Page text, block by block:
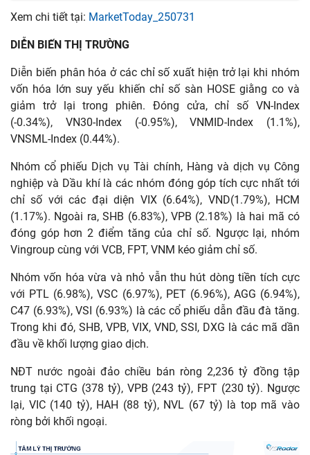
Xem chi tiết tại: MarketToday_250731
DIỄN BIẾN THỊ TRƯỜNG
Diễn biến phân hóa ở các chỉ số xuất hiện trở lại khi nhóm
vốn hóa lớn suy yếu khiến chỉ số sàn HOSE giằng co và
giảm trở lại trong phiên. Đóng cửa, chỉ số VN-Index
(-0.34%), VN30-Index (-0.95%), VNMID-Index (1.1%),
VNSML-Index (0.44%).
Nhóm cổ phiếu Dịch vụ Tài chính, Hàng và dịch vụ Công
nghiệp và Dầu khí là các nhóm đóng góp tích cực nhất tới
chỉ số với các đại diện VIX (6.64%), VND(1.79%), HCM
(1.17%). Ngoài ra, SHB (6.83%), VPB (2.18%) là hai mã có
đóng góp hơn 2 điểm tăng của chỉ số. Ngược lại, nhóm
Vingroup cùng với VCB, FPT, VNM kéo giảm chỉ số.
Nhóm vốn hóa vừa và nhỏ vẫn thu hút dòng tiền tích cực
với PTL (6.98%), VSC (6.97%), PET (6.96%), AGG (6.94%),
C47 (6.93%), VSI (6.93%) là các cổ phiếu dẫn đầu đà tăng.
Trong khi đó, SHB, VPB, VIX, VND, SSI, DXG là các mã dần
đầu về khối lượng giao dịch.
NĐT nước ngoài đảo chiều bán ròng 2,236 tỷ đồng tập
trung tại CTG (378 tỷ), VPB (243 tỷ), FPT (230 tỷ). Ngược
lại, VIC (140 tỷ), HAH (88 tỷ), NVL (67 tỷ) là top mã vào
ròng bởi khối ngoại.